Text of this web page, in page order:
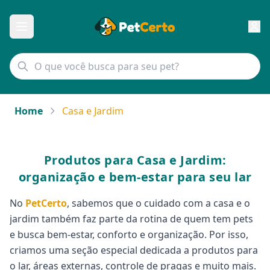
Home Casa e Jardim
Produtos para Casa e Jardim:
organização e bem-estar para seu lar
No PetCerto, sabemos que o cuidado com a casa e o
jardim também faz parte da rotina de quem tem pets
e busca bem-estar, conforto e organização. Por isso,
criamos uma seção especial dedicada a produtos para
o lar, áreas externas, controle de pragas e muito mais.